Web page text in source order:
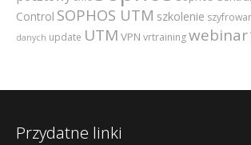
Control SOPHOS UTM szkolenie
danych update UTM VPN vrtrainingwebinar
Przydatne linki